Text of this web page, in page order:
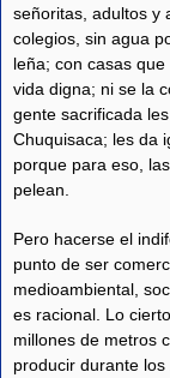
señoritas, adultos y
colegios, sin agua
leña; con casas
vida digna; ni se la
gente sacrificada
Chuquisaca; les da
porque para eso,
pelean.
Pero hacerse el
punto de ser
medioambiental,
es racional. Lo
millones de metros
producir durante